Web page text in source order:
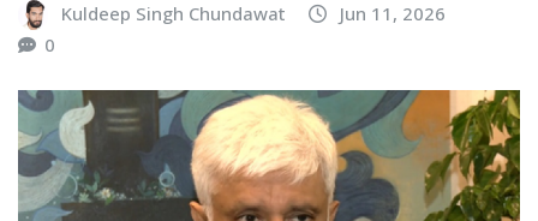
Kuldeep Singh Chundawat
Jun 11, 2026
0